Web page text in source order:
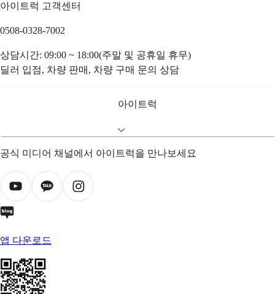
아이트럭 고객센터
0508-0328-7002
상담시간: 09:00 ~ 18:00(주말 및 공휴일 휴무)
딜러 입점, 차량 판매, 차량 구매 문의 상담
아이트럭
공식 미디어 채널에서 아이트럭을 만나보세요
앱 다운로드